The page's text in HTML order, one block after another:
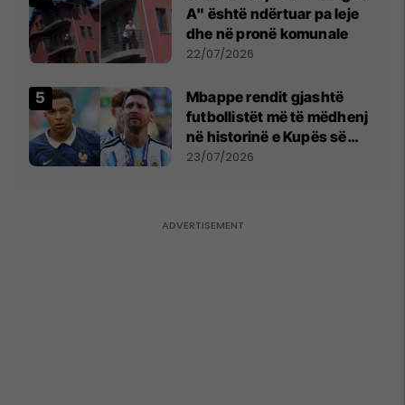
A" është ndërtuar pa leje
dhe në pronë komunale
22/07/2026
Mbappe rendit gjashtë
futbollistët më të mëdhenj
në historinë e Kupës së
Botës, Messi mbetet i dyti
23/07/2026